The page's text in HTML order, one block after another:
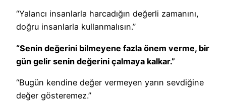
“Yalancı insanlarla harcadığın değerli zamanını,
doğru insanlarla kullanmalısın.”
“Senin değerini bilmeyene fazla önem verme, bir
gün gelir senin değerini çalmaya kalkar.”
“Bugün kendine değer vermeyen yarın sevdiğine
değer gösteremez.”